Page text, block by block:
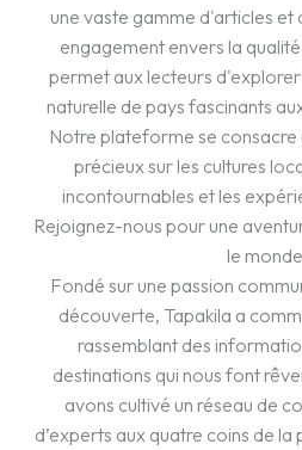
une vaste gamme d'articles et
engagement envers la
permet aux lecteurs
naturelle de pays fascinants
Notre plateforme se consacre
précieux sur les cultures
incontournables et les
Rejoignez-nous pour une
le
Fondé sur une passion
découverte, Tapakila a
rassemblant des
destinations qui nous font
avons cultivé un réseau de
d’experts aux quatre coins de